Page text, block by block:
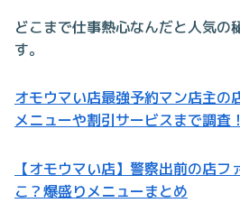
どこまで仕事熱心なんだと人気の
す。
オモウマい店最強予約マン店主の
メニューや割引サービスまで調査！
【オモウマい店】警察出前の店
こ？爆盛りメニューまとめ